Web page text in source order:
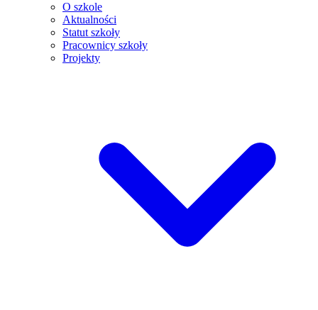
O szkole
Aktualności
Statut szkoły
Pracownicy szkoły
Projekty